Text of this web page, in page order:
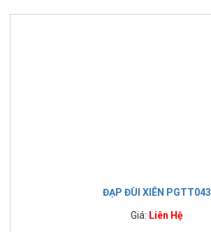
ĐẠP ĐÙI XIÊN PGTT043
Giá: Liên Hệ